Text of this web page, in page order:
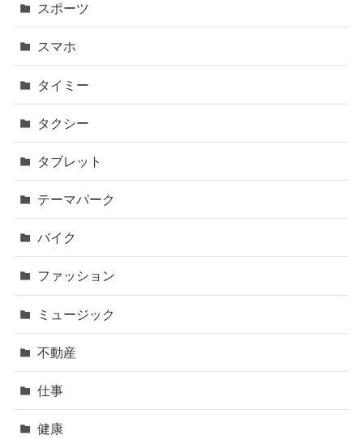
スポーツ
スマホ
タイミー
タクシー
タブレット
テーマパーク
バイク
ファッション
ミュージック
不動産
仕事
健康